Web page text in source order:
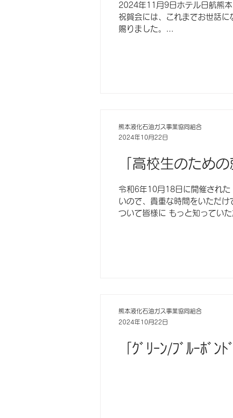
2024年11月9日ホテル日航熊
祝賀会には、これまでお世話
賜りました。...
「高校生のため
令和6年10月18日に開催された
いので、貴重な時間をいただ
ついて皆様に もっと知ってい
熊本液化石油ガス事業協同組合
2024年10月22日
「ｸﾞﾘｰﾝ/ﾌﾞﾙｰﾎﾞ
熊本液化石油ガス事業協同組合
2024年10月22日